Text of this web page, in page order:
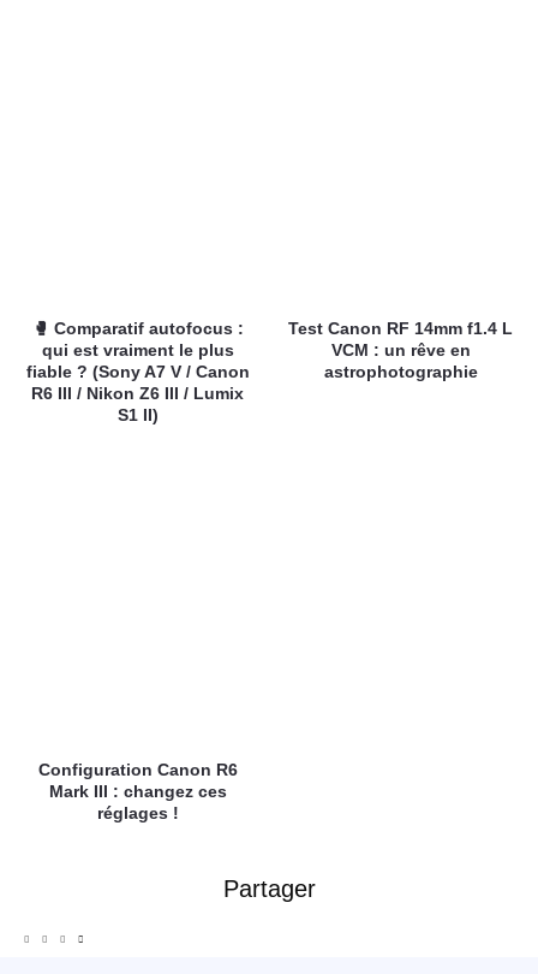
🥊 Comparatif autofocus :
qui est vraiment le plus
fiable ? (Sony A7 V / Canon
R6 III / Nikon Z6 III / Lumix
S1 II)
Test Canon RF 14mm f1.4 L
VCM : un rêve en
astrophotographie
Configuration Canon R6
Mark III : changez ces
réglages !
Partager